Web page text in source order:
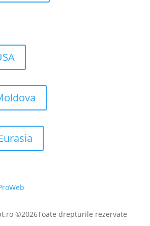
©2026Toate drepturile rezervate